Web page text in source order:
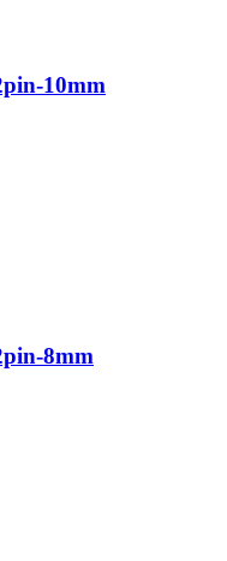
10mm
8mm